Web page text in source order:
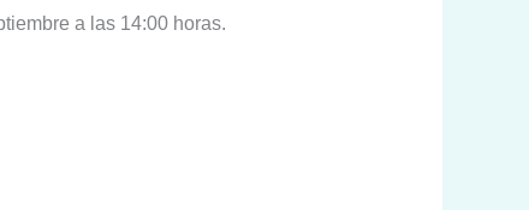
a las 14:00 horas.